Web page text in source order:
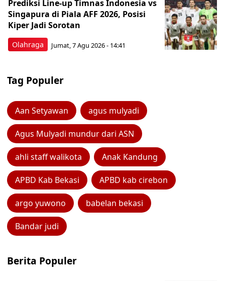
Olahraga
Prediksi Line-up Timnas Indonesia vs
Singapura di Piala AFF 2026, Posisi
Kiper Jadi Sorotan
Jumat, 7 Agu 2026 - 14:41
Tag Populer
Aan Setyawan agus mulyadi
Agus Mulyadi mundur dari ASN
ahli staff walikota Anak Kandung
APBD Kab Bekasi APBD kab cirebon
argo yuwono babelan bekasi
Bandar judi
Berita Populer